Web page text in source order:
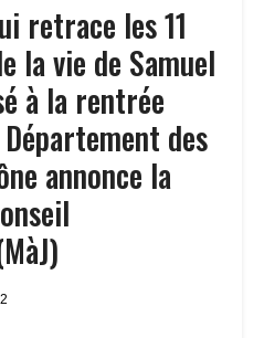
retrace les 11
la vie de Samuel
à la rentrée
des
annonce la